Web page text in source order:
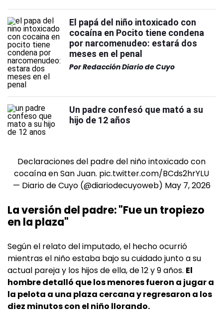
El papá del niño intoxicado con
cocaína en Pocito tiene condena
por narcomenudeo: estará dos
meses en el penal
PorRedacción Diario de Cuyo
Un padre confesó que mató a su
hijo de 12 años
Declaraciones del padre del niño intoxicado con
cocaína en San Juan. pic.twitter.com/BCds2hrYLU
— Diario de Cuyo (@diariodecuyoweb) May 7, 2026
La versión del padre: "Fue un tropiezo
en la plaza"
Según el relato del imputado, el hecho ocurrió
mientras el niño estaba bajo su cuidado junto a su
actual pareja y los hijos de ella, de 12 y 9 años. El
hombre detalló que los menores fueron a jugar a
la pelota a una plaza cercana y regresaron a los
diez minutos con el niño llorando.